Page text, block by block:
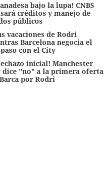
bajo la lupa! CNBS
créditos y manejo de
públicos
vacaciones de Rodri
Barcelona negocia el
con el City
inicial! Manchester
dice "no" a la primera oferta
por Rodri